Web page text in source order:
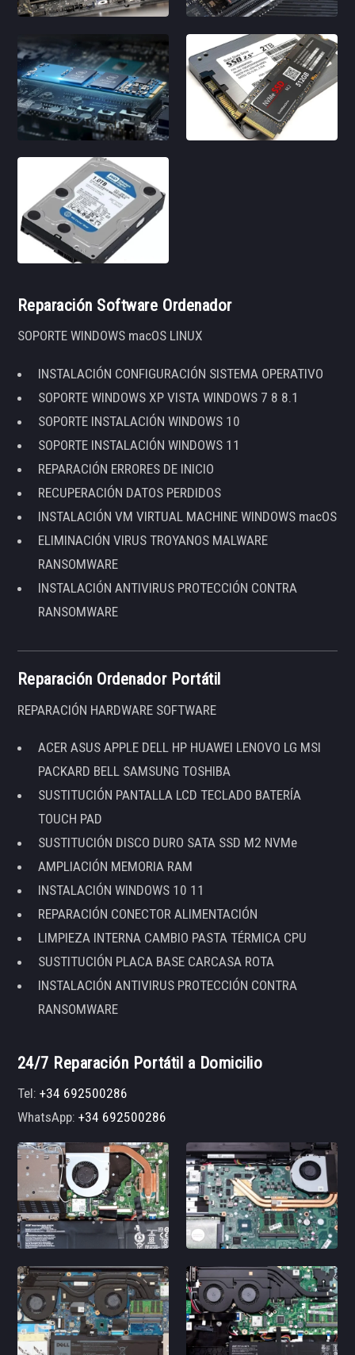
Reparación Software Ordenador
SOPORTE WINDOWS macOS LINUX
INSTALACIÓN CONFIGURACIÓN SISTEMA OPERATIVO
SOPORTE WINDOWS XP VISTA WINDOWS 7 8 8.1
SOPORTE INSTALACIÓN WINDOWS 10
SOPORTE INSTALACIÓN WINDOWS 11
REPARACIÓN ERRORES DE INICIO
RECUPERACIÓN DATOS PERDIDOS
INSTALACIÓN VM VIRTUAL MACHINE WINDOWS macOS
ELIMINACIÓN VIRUS TROYANOS MALWARE
RANSOMWARE
INSTALACIÓN ANTIVIRUS PROTECCIÓN CONTRA
RANSOMWARE
Reparación Ordenador Portátil
REPARACIÓN HARDWARE SOFTWARE
ACER ASUS APPLE DELL HP HUAWEI LENOVO LG MSI
PACKARD BELL SAMSUNG TOSHIBA
SUSTITUCIÓN PANTALLA LCD TECLADO BATERÍA
TOUCH PAD
SUSTITUCIÓN DISCO DURO SATA SSD M2 NVMe
AMPLIACIÓN MEMORIA RAM
INSTALACIÓN WINDOWS 10 11
REPARACIÓN CONECTOR ALIMENTACIÓN
LIMPIEZA INTERNA CAMBIO PASTA TÉRMICA CPU
SUSTITUCIÓN PLACA BASE CARCASA ROTA
INSTALACIÓN ANTIVIRUS PROTECCIÓN CONTRA
RANSOMWARE
24/7 Reparación Portátil a Domicilio
Tel:+34 692500286
WhatsApp:+34 692500286